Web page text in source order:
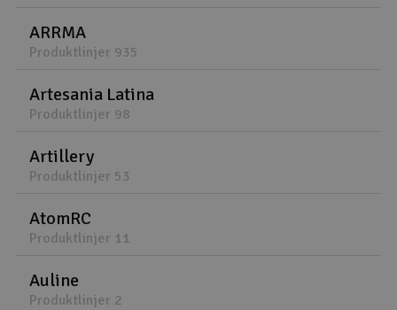
ARRMA
Produktlinjer 935
Artesania Latina
Produktlinjer 98
Artillery
Produktlinjer 53
AtomRC
Produktlinjer 11
Auline
Produktlinjer 2